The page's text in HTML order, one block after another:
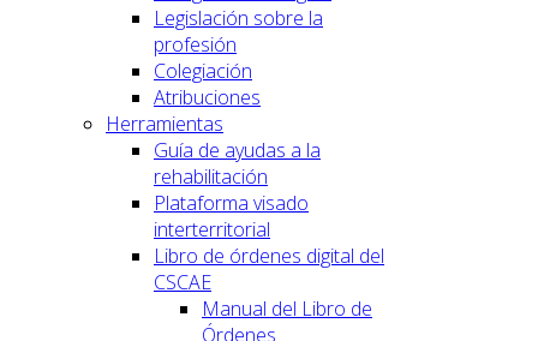
Legislación sobre la
profesión
Colegiación
Atribuciones
Herramientas
Guía de ayudas a la
rehabilitación
Plataforma visado
interterritorial
Libro de órdenes digital del
CSCAE
Manual del Libro de
Órdenes